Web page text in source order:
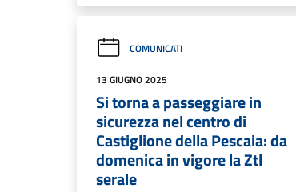
COMUNICATI
13 GIUGNO 2025
Si torna a passeggiare in
sicurezza nel centro di
Castiglione della Pescaia: da
domenica in vigore la Ztl
serale